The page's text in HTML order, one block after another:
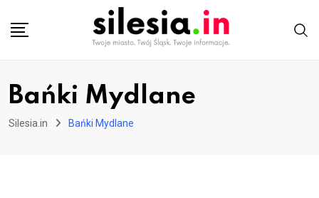
Bańki Mydlane
Silesia.in Bańki Mydlane